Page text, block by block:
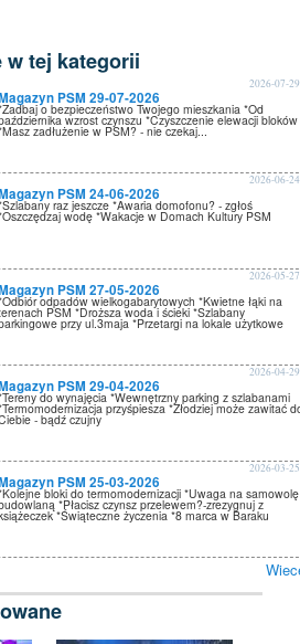
w tej kategorii
PSM 29-07-2026
2026-07-29
o bezpieczeństwo Twojego mieszkania *Od
wzrost czynszu *Czyszczenie elewacji bloków
zadłużenie w PSM? - nie czekaj...
PSM 24-06-2026
2026-06-24
raz jeszcze *Awaria domofonu? - zgłoś
wodę *Wakacje w Domach Kultury PSM
PSM 27-05-2026
2026-05-27
odpadów wielkogabarytowych *Kwietne łąki na
PSM *Droższa woda i ścieki *Szlabany
przy ul.3maja *Przetargi na lokale użytkowe
PSM 29-04-2026
2026-04-29
do wynajęcia *Wewnętrzny parking z szlabanami
przyśpiesza *Złodziej może zawitać
- bądź czujny
PSM 25-03-2026
2026-03-25
bloki do termomodernizacji *Uwaga na samowolę
*Płacisz czynsz przelewem?-zrezygnuj z
*Świąteczne życzenia *8 marca w Baraku